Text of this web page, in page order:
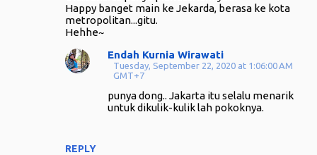
Happy banget main ke Jekarda, berasa ke kota
metropolitan...gitu.
Hehhe~
REPLY
Endah Kurnia Wirawati
Tuesday, September 22, 2020 at 1:06:00 AM
GMT+7
punya dong.. Jakarta itu selalu menarik
untuk dikulik-kulik lah pokoknya.